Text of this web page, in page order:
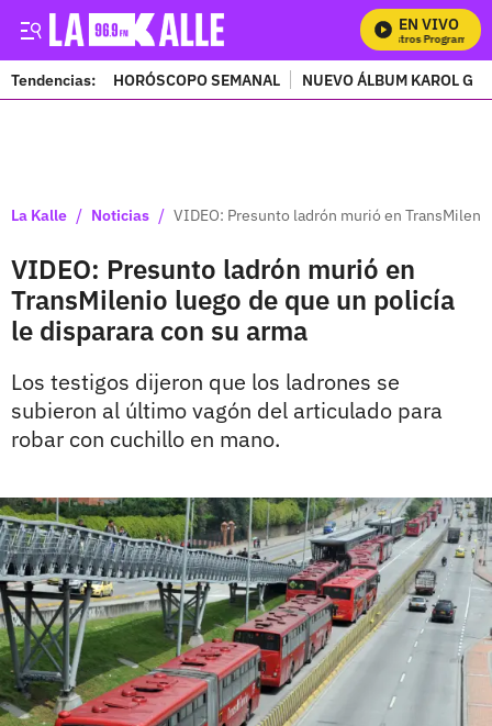
EN VIVO
Tendencias: HORÓSCOPO SEMANAL NUEVO ÁLBUM KAROL G
La Kalle / Noticias / VIDEO: Presunto ladrón murió en
VIDEO: Presunto ladrón murió en
TransMilenio luego de que un policía
le disparara con su arma
Los testigos dijeron que los ladrones se
subieron al último vagón del articulado para
robar con cuchillo en mano.